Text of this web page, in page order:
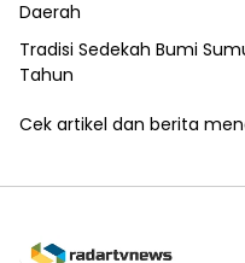
Daerah
Tradisi Sedekah Bumi
Tahun
Cek artikel dan berita